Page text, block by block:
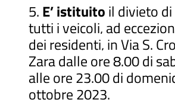
5.E’ istituitoil divieto
tutti i veicoli, ad
dei residenti, in Via S.
Zara dalle ore 8.00 di
alle ore 23.00 di
ottobre 2023.